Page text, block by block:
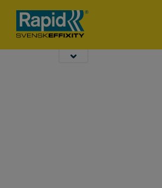
Locher und
Heftgeräte
Hohlraumdübel